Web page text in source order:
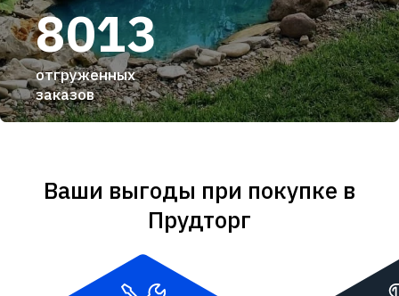
8013
отгруженных
заказов
Ваши выгоды при покупке в
Прудторг